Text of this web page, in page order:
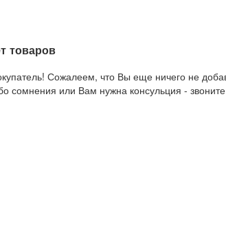
товаров
Сожалеем, что Вы еще ничего не
сомнения или Вам нужна консульция -